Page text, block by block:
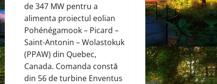
de 347 MW pentru a
alimenta proiectul eolian
Pohénégamook – Picard –
Saint-Antonin – Wolastokuk
(PPAW) din Quebec,
Canada. Comanda constă
din 56 de turbine Enventus